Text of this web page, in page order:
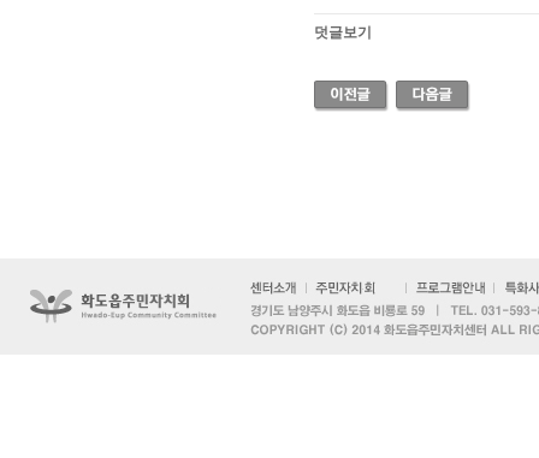
덧글보기